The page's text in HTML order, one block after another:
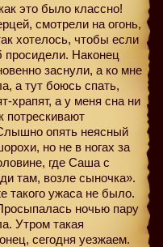
это было классно!
смотрели на огонь,
хотелось, чтобы если
просидели. Наконец
заснули, а ко мне
а тут боюсь спать,
храпят, а у меня сна ни
потрескивают
опять неясный
но не в ногах за
где Саша с
там, возле сыночка».
такого ужаса не было.
ночью пару
Утром такая
сегодня уезжаем.